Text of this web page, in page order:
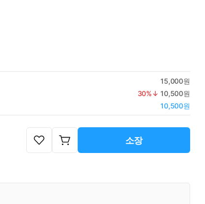
15,000원
30%↓ 10,500원
10,500원
소장